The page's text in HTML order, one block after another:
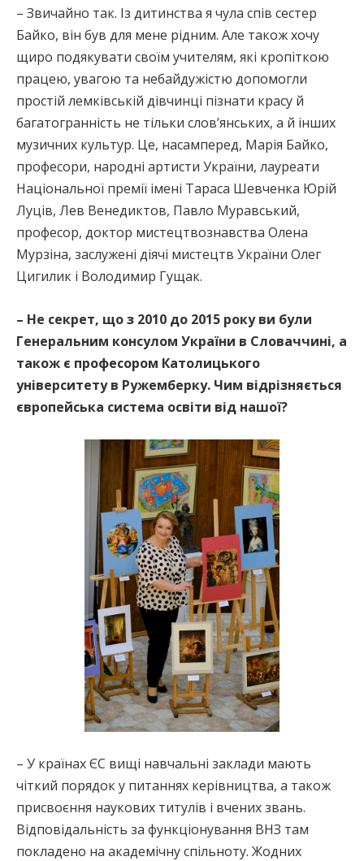
– Звичайно так. Із дитинства я чула спів сестер
Байко, він був для мене рідним. Але також хочу
щиро подякувати своїм учителям, які кропіткою
працею, увагою та небайдужістю допомогли
простій лемківській дівчинці пізнати красу й
багатогранність не тільки слов’янських, а й інших
музичних культур. Це, насамперед, Марія Байко,
професори, народні артисти України, лауреати
Національної премії імені Тараса Шевченка Юрій
Луців, Лев Венедиктов, Павло Муравський,
професор, доктор мистецтвознавства Олена
Мурзіна, заслужені діячі мистецтв України Олег
Цигилик і Володимир Гущак.
– Не секрет, що з 2010 до 2015 року ви були
Генеральним консулом України в Словаччині, а
також є професором Католицького
університету в Ружемберку. Чим відрізняється
європейська система освіти від нашої?
– У країнах ЄС вищі навчальні заклади мають
чіткий порядок у питаннях керівництва, а також
присвоєння наукових титулів і вчених звань.
Відповідальність за функціонування ВНЗ там
покладено на академічну спільноту. Жодних